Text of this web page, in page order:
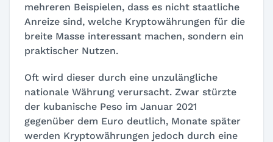
mehreren Beispielen, dass es nicht staatliche
Anreize sind, welche Kryptowährungen für die
breite Masse interessant machen, sondern ein
praktischer Nutzen.
Oft wird dieser durch eine unzulängliche
nationale Währung verursacht. Zwar stürzte
der kubanische Peso im Januar 2021
gegenüber dem Euro deutlich, Monate später
werden Kryptowährungen jedoch durch eine